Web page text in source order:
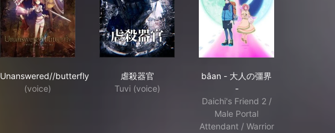
Unanswered//butterfly
(voice)
虐殺器官
Tuvi (voice)
bâan - 大人の彊界
-
Daichi's Friend 2 /
Male Portal
Attendant / Warrior